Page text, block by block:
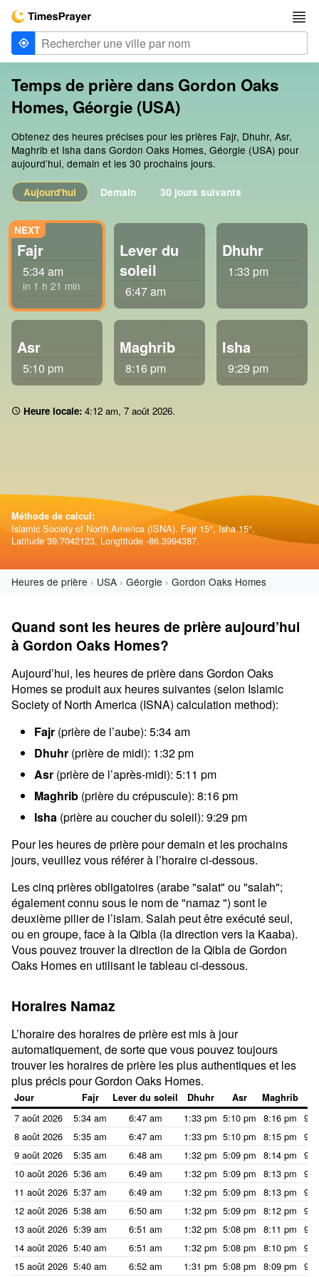
Temps de prière dans Gordon Oaks
Homes, Géorgie (USA)
Obtenez des heures précises pour les prières Fajr, Dhuhr, Asr,
Maghrib et Isha dans Gordon Oaks Homes, Géorgie (USA) pour
aujourd’hui, demain et les 30 prochains jours.
Aujourd'hui Demain 30 jours suivants
Fajr
5:34 am
in 1 h 21 min
Lever du
soleil
6:47 am
Dhuhr
1:33 pm
Asr
5:10 pm
Maghrib
8:16 pm
Isha
9:29 pm
Heure locale: 4:12 am, 7 août 2026.
Méthode de calcul:
Islamic Society of North America (ISNA). Fajr 15°, Isha 15°.
Latitude 39.7042123, Longtitude -86.3994387.
Heures de prière USA Géorgie Gordon Oaks Homes
Quand sont les heures de prière aujourd’hui
à Gordon Oaks Homes?
Aujourd’hui, les heures de prière dans Gordon Oaks
Homes se produit aux heures suivantes (selon Islamic
Society of North America (ISNA) calculation method):
Fajr (prière de l’aube): 5:34 am
Dhuhr (prière de midi): 1:32 pm
Asr (prière de l’après-midi): 5:11 pm
Maghrib (prière du crépuscule): 8:16 pm
Isha (prière au coucher du soleil): 9:29 pm
Pour les heures de prière pour demain et les prochains
jours, veuillez vous référer à l’horaire ci-dessous.
Les cinq prières obligatoires (arabe "salat" ou "salah";
également connu sous le nom de "namaz ") sont le
deuxième pilier de l’islam. Salah peut être exécuté seul,
ou en groupe, face à la Qibla (la direction vers la Kaaba).
Vous pouvez trouver la direction de la Qibla de Gordon
Oaks Homes en utilisant le tableau ci-dessous.
Horaires Namaz
L’horaire des horaires de prière est mis à jour
automatiquement, de sorte que vous pouvez toujours
trouver les horaires de prière les plus authentiques et les
plus précis pour Gordon Oaks Homes.
Jour Fajr Lever du soleil Dhuhr Asr Maghrib
7 août 2026 5:34 am 6:47 am 1:33 pm 5:10 pm 8:16 pm
8 août 2026
5:35 am 6:47 am 1:33 pm 5:10 pm 8:15 pm
9 août 2026
5:35 am 6:48 am 1:32 pm 5:09 pm 8:14 pm
10 août 2026 5:36 am 6:49 am 1:32 pm 5:09 pm 8:13 pm
11 août 2026 5:37 am 6:49 am 1:32 pm 5:09 pm 8:13 pm
12 août 2026 5:38 am 6:50 am 1:32 pm 5:09 pm 8:12 pm
13 août 2026 5:39 am 6:51 am 1:32 pm 5:08 pm 8:11 pm
14 août 2026 5:40 am 6:51 am 1:32 pm 5:08 pm 8:10 pm
15 août 2026 5:40 am 6:52 am 1:31 pm 5:08 pm 8:09 pm